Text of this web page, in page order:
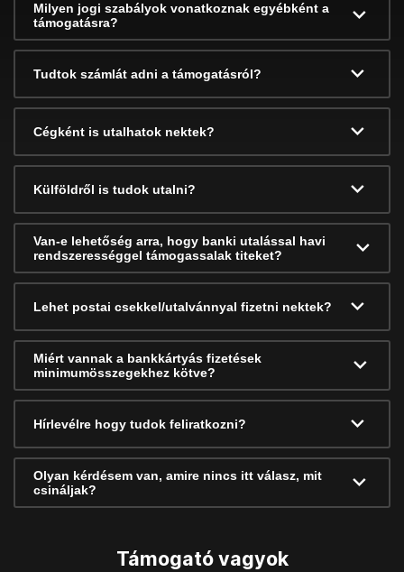
Milyen jogi szabályok vonatkoznak egyébként a
támogatásra?
Tudtok számlát adni a támogatásról?
Cégként is utalhatok nektek?
Külföldről is tudok utalni?
Van-e lehetőség arra, hogy banki utalással havi
rendszerességgel támogassalak titeket?
Lehet postai csekkel/utalvánnyal fizetni nektek?
Miért vannak a bankkártyás fizetések
minimumösszegekhez kötve?
Hírlevélre hogy tudok feliratkozni?
Olyan kérdésem van, amire nincs itt válasz, mit
csináljak?
Támogató vagyok